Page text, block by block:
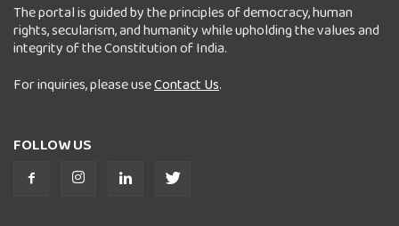
The portal is guided by the principles of democracy, human
rights, secularism, and humanity while upholding the values and
integrity of the Constitution of India.
For inquiries, please useContact Us.
FOLLOW US